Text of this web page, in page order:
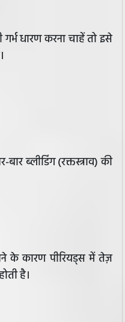
धारण करना चाहें तो इसे
ब्लीडिंग (रक्तस्त्राव) की
के कारण पीरियड्स में तेज़
है।